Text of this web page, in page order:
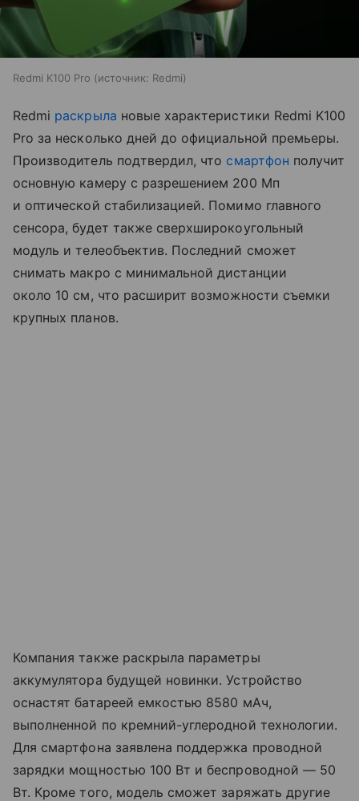
Redmi K100 Pro источник: Redmi
Redmi раскрыла новые характеристики Redmi K100
Pro за несколько дней до официальной премьеры.
Производитель подтвердил, что смартфон получит
основную камеру с разрешением 200 Мп
и оптической стабилизацией. Помимо главного
сенсора, будет также сверхширокоугольный
модуль и телеобъектив. Последний сможет
снимать макро с минимальной дистанции
около 10 см, что расширит возможности съемки
крупных планов.
Компания также раскрыла параметры
аккумулятора будущей новинки. Устройство
оснастят батареей емкостью 8580 мАч,
выполненной по кремний-углеродной технологии.
Для смартфона заявлена поддержка проводной
зарядки мощностью 100 Вт и беспроводной — 50
Вт. Кроме того, модель сможет заряжать другие